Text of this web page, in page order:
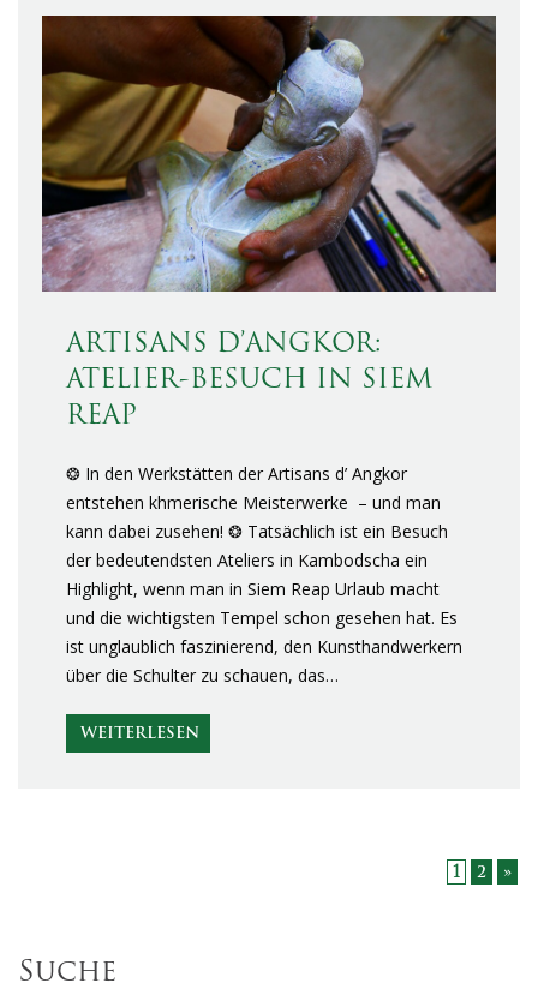
ARTISANS D’ANGKOR:
ATELIER-BESUCH IN SIEM
REAP
❂ In den Werkstätten der Artisans d’ Angkor
entstehen khmerische Meisterwerke – und man
kann dabei zusehen! ❂ Tatsächlich ist ein Besuch
der bedeutendsten Ateliers in Kambodscha ein
Highlight, wenn man in Siem Reap Urlaub macht
und die wichtigsten Tempel schon gesehen hat. Es
ist unglaublich faszinierend, den Kunsthandwerkern
über die Schulter zu schauen, das…
WEITERLESEN
1 2 »
Suche